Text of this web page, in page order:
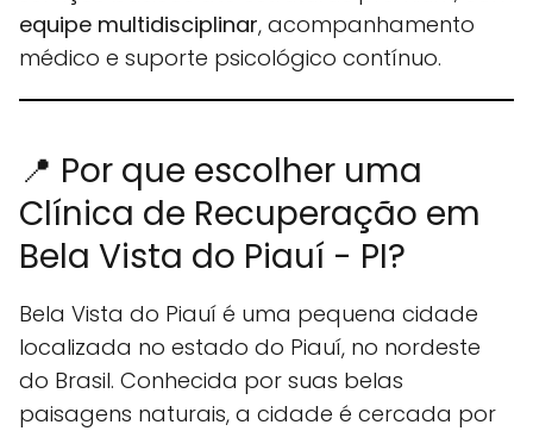
equipe multidisciplinar, acompanhamento
médico e suporte psicológico contínuo.
📍 Por que escolher uma
Clínica de Recuperação em
Bela Vista do Piauí - PI?
Bela Vista do Piauí é uma pequena cidade
localizada no estado do Piauí, no nordeste
do Brasil. Conhecida por suas belas
paisagens naturais, a cidade é cercada por